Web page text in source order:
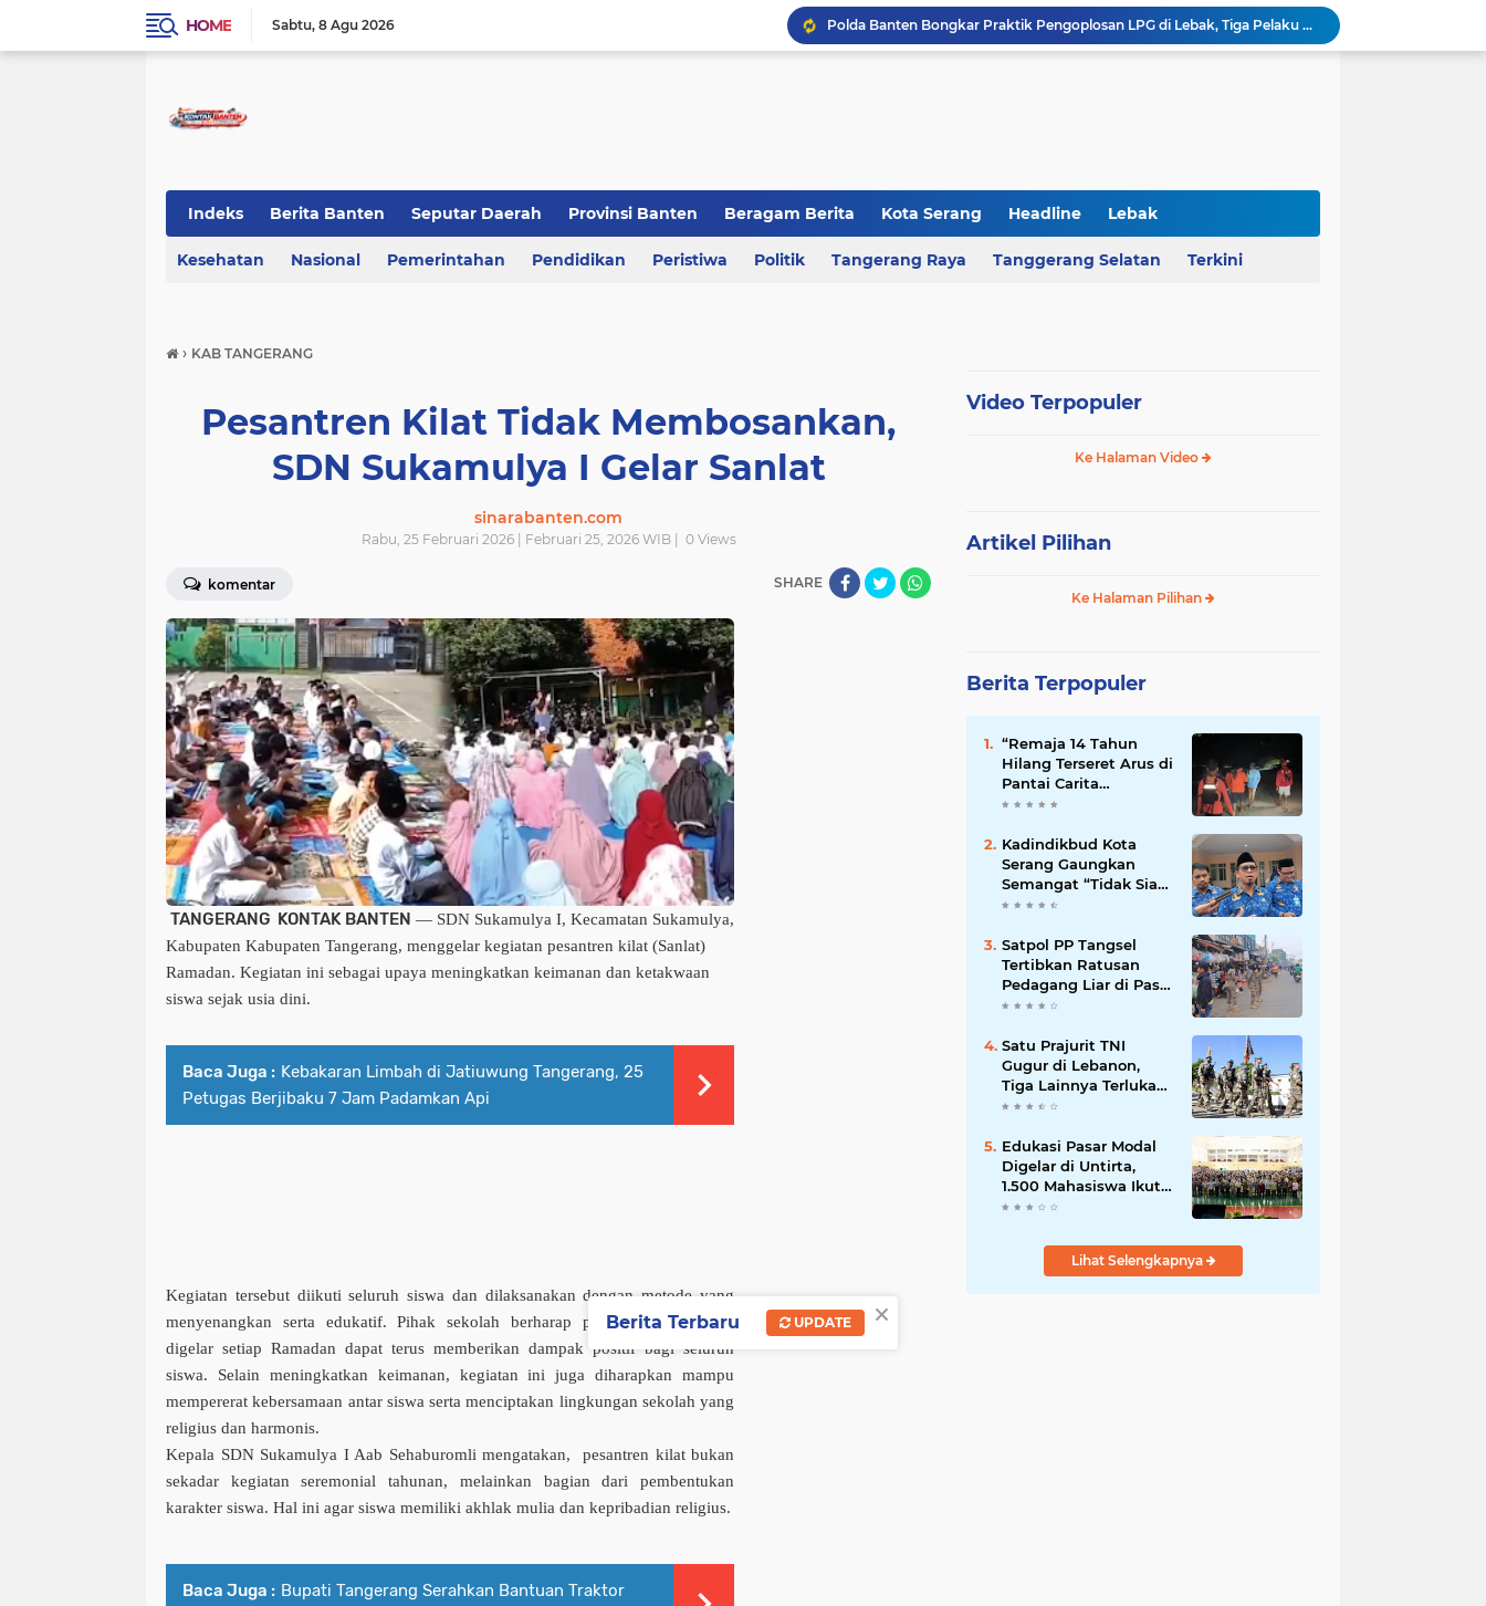
HOME Sabtu 8 Agu 2026
Polda Banten Bongkar Praktik Pengoplosan LPG di Lebak, Tiga Pelaku Diciduk
Kejati Banten Geledah Kantor PT ABM, Usut Dugaan Korupsi Program Banten Berkurban 2023
Sekda Serang Dorong Penempatan ASN Berbasis Kinerja Lewat Sistem Manajemen Talenta
Indeks Berita Banten Seputar Daerah Provinsi Banten Beragam Berita Kota Serang Headline Lebak
KOTA TANGERANG Regional Banten Berita Daerah Kriminal
Kesehatan Nasional Pemerintahan Pendidikan Peristiwa Politik Tangerang Raya Tanggerang Selatan Terkini
› KAB TANGERANG
Pesantren Kilat Tidak Membosankan,
SDN Sukamulya I Gelar Sanlat
sinarabanten.com
Rabu, 25 Februari 2026 | Februari 25, 2026 WIB | 0Views
komentar SHARE
TANGERANG KONTAK BANTEN — SDN Sukamulya I, Kecamatan Sukamulya,
Kabu­paten Kabupaten Tangerang, menggelar kegiatan pesantren kilat (Sanlat)
Ramadan. Kegiatan ini sebagai upaya meningkatkan keimanan dan ketakwaan
siswa sejak usia dini.
Baca Juga : Kebakaran Limbah di Jatiuwung Tangerang, 25
Petugas Berjibaku 7 Jam Padamkan Api
Kegiatan tersebut diikuti seluruh siswa dan dilaksanakan dengan metode yang
menyenangkan serta edukatif. Pihak sekolah berharap pesantren kilat yang
digelar setiap Ramadan dapat terus memberikan dampak positif bagi seluruh
siswa. Selain meningkatkan keimanan, kegiatan ini juga diharapkan mam­pu
mempererat kebersamaan antar siswa serta menciptakan lingkungan sekolah yang
religius dan harmonis.
Kepala SDN Sukamulya I Aab Sehaburomli mengatakan, pesan­tren kilat bukan
sekadar kegiatan seremonial tahunan, melainkan bagian dari pembentukan
karakter siswa. Hal ini agar siswa memiliki akhlak mulia dan kepribadian religius.
Baca Juga : Bupati Tangerang Serahkan Bantuan Traktor
Video Terpopuler
Ke Halaman Video
Artikel Pilihan
Ke Halaman Pilihan
Berita Terpopuler
“Remaja 14 Tahun
Hilang Terseret Arus di
Pantai Carita
Pandeglang”
Kadindikbud Kota
Serang Gaungkan
Semangat “Tidak Siap
untuk Diam”, Dorong
Responsif
Satpol PP Tangsel
Tertibkan Ratusan
Pedagang Liar di Pasar
Serpong, Ganggu Lalu
Satu Prajurit TNI
Gugur di Lebanon,
Tiga Lainnya Terluka
dalam Serangan di
Edukasi Pasar Modal
Digelar di Untirta,
1.500 Mahasiswa Ikut
Sosialisasi OJK
Lihat Selengkapnya
×
Berita Terbaru UPDATE